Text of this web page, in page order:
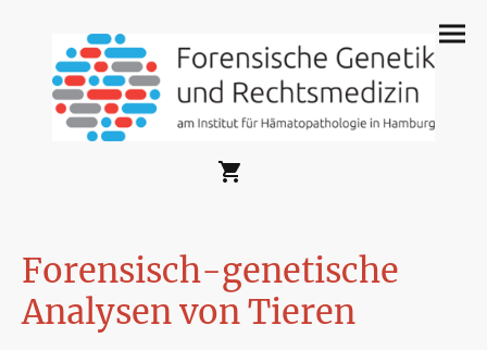
Forensisch-genetische
Analysen von Tieren